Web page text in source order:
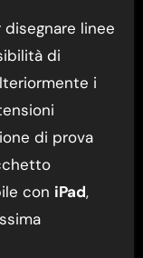
linee
di
i
di prova
con iPad,